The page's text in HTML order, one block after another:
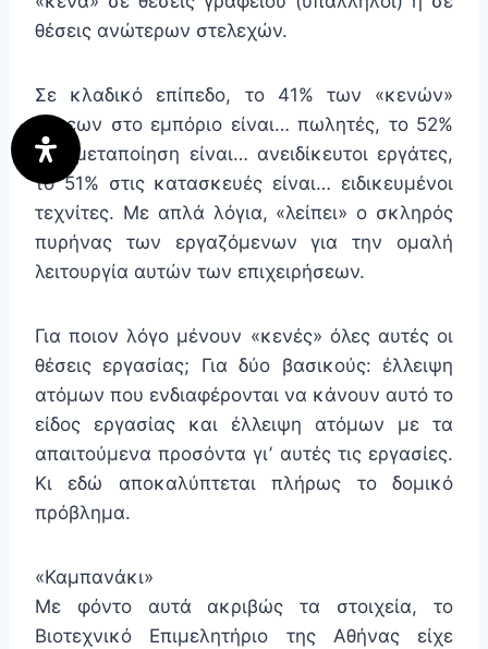
θέσεις ανώτερων στελεχών.
Σε κλαδικό επίπεδο, το 41% των «κενών»
θέσεων στο εμπόριο είναι… πωλητές, το 52%
στη μεταποίηση είναι… ανειδίκευτοι εργάτες,
το 51% στις κατασκευές είναι… ειδικευμένοι
τεχνίτες. Με απλά λόγια, «λείπει» ο σκληρός
πυρήνας των εργαζόμενων για την ομαλή
λειτουργία αυτών των επιχειρήσεων.
Για ποιον λόγο μένουν «κενές» όλες αυτές οι
θέσεις εργασίας; Για δύο βασικούς: έλλειψη
ατόμων που ενδιαφέρονται να κάνουν αυτό το
είδος εργασίας και έλλειψη ατόμων με τα
απαιτούμενα προσόντα γι’ αυτές τις εργασίες.
Κι εδώ αποκαλύπτεται πλήρως το δομικό
πρόβλημα.
«Καμπανάκι»
Με φόντο αυτά ακριβώς τα στοιχεία, το
Βιοτεχνικό Επιμελητήριο της Αθήνας είχε